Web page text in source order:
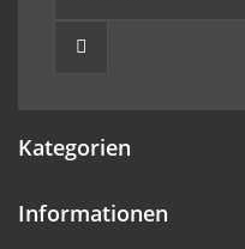
Kategorien
Informationen